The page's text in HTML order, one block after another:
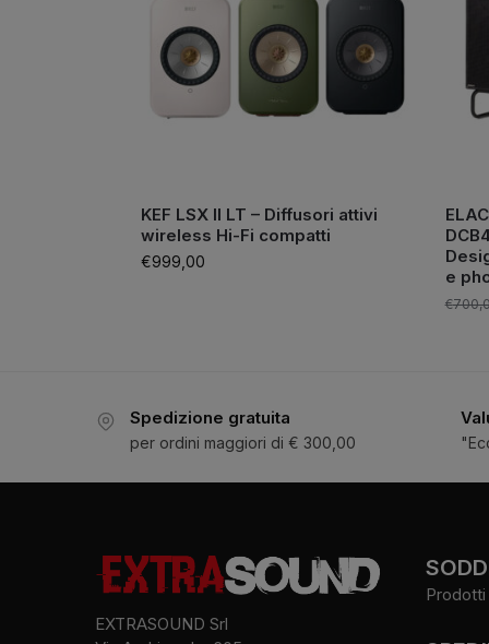
KEF LSX II LT – Diffusori attivi
wireless Hi-Fi compatti
€999,00
e
€
Spedizione gratuita
per ordini maggiori di € 300,00
EXTRASOUND Srl
Prodotti